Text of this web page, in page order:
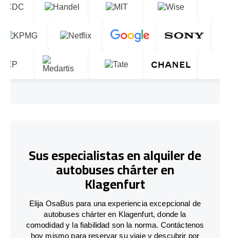
Sus especialistas en alquiler de
autobuses chárter en
Klagenfurt
Elija OsaBus para una experiencia excepcional de
autobuses chárter en Klagenfurt, donde la
comodidad y la fiabilidad son la norma. Contáctenos
hoy mismo para reservar su viaje y descubrir por